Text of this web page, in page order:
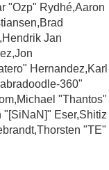
"Ozp" Rydhé,Aaron
Jan
Hernandez,Karl
360"
"Thantos"
"[SiNaN]" Eser,Shitiz
"TE"